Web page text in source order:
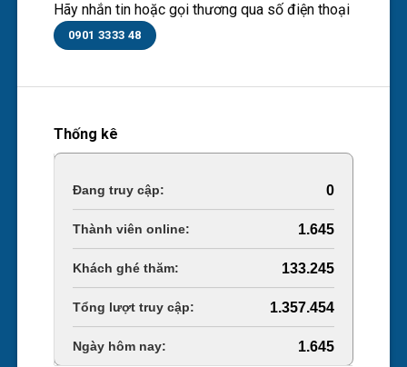
Hãy nhắn tin hoặc gọi thương qua số điện thoại
0901 3333 48
Thống kê
Online Visitors: 0
Today's Views: 1.645
Last 30 Days Views: 133.245
Total Views: 1.357.454
Total Users: 1.645